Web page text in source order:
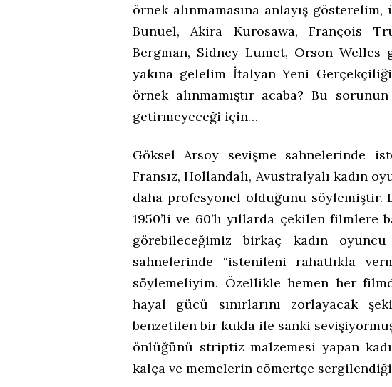
örnek alınmamasına anlayış
Bunuel, Akira Kurosawa, François
Bergman, Sidney Lumet, Orson
yakına gelelim İtalyan Yeni
örnek alınmamıştır acaba? Bu
getirmeyeceği için…
Göksel Arsoy sevişme sahnelerinde
Fransız, Hollandalı, Avustralyalı kadın
daha profesyonel olduğunu
1950’li ve 60’lı yıllarda çekilen filmlere
görebileceğimiz birkaç kadın
sahnelerinde “istenileni rahatlıkla
söylemeliyim. Özellikle hemen her
hayal gücü sınırlarını zorlayacak
benzetilen bir kukla ile sanki
önlüğünü striptiz malzemesi yapan
kalça ve memelerin cömertçe